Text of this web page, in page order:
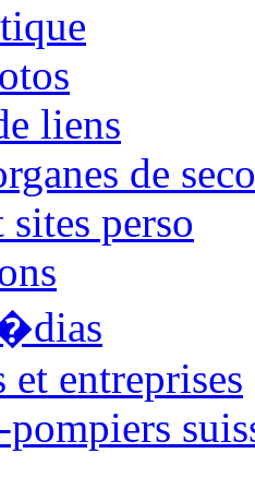
liens
de
perso
et entreprises
pompiers